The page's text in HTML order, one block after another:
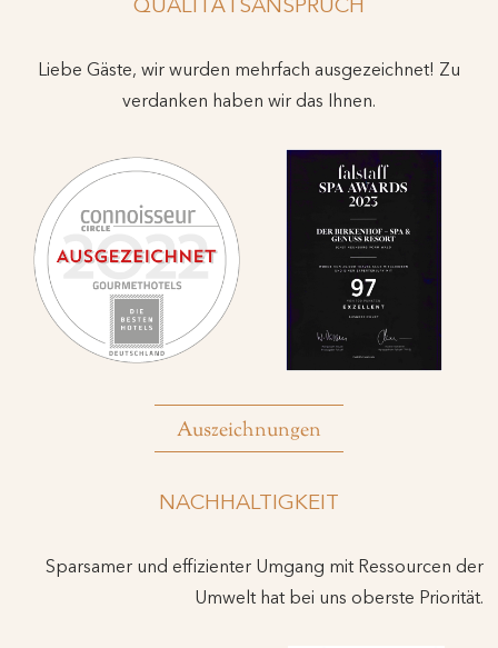
Liebe Gäste, wir wurden mehrfach ausgezeichnet! Zu
verdanken haben wir das Ihnen.
Auszeichnungen
NACHHALTIGKEIT
Sparsamer und effizienter Umgang mit Ressourcen der
Umwelt hat bei uns oberste Priorität.